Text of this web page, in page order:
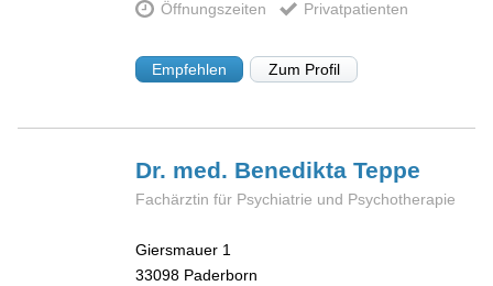
Öffnungszeiten Privatpatienten
Empfehlen Zum Profil
Dr. med. BenediktaTeppe
Fachärztin für Psychiatrie und Psychotherapie
Giersmauer 1
33098 Paderborn